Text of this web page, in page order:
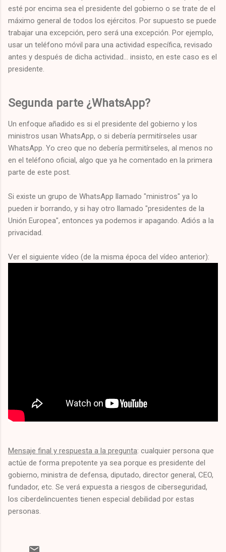
esté por encima sea el presidente del gobierno o se trate de el
máximo general de todos los ejércitos. Por supuesto se puede
trabajar una excepción, pero será una excepción. Por ejemplo,
usar un teléfono móvil para una actividad específica, revisado
antes y después de dicha actividad... insisto, en este caso es el
presidente.
Segunda parte ¿WhatsApp?
Un enfoque añadido es si el presidente del gobierno y los
ministros usan WhatsApp, o si debería permitírseles usar
WhatsApp. Yo creo que no debería permitírseles, al menos no
en el teléfono oficial, algo que ya he comentado en la primera
parte de este post.
Si existe un grupo de WhatsApp llamado "ministros" ya lo
pueden ir borrando, y si hay otro llamado "presidentes de la
Unión Europea", entonces ya podemos ir apagando. Adiós a la
privacidad.
Ver el siguiente vídeo (de la misma época del vídeo anterior):
Mensaje final y respuesta a la pregunta: cualquier persona que
actúe de forma prepotente ya sea porque es presidente del
gobierno, ministra de defensa, diputado, director general, CEO,
fundador, etc. Se verá expuesta a riesgos de ciberseguridad,
los ciberdelincuentes tienen especial debilidad por estas
personas.